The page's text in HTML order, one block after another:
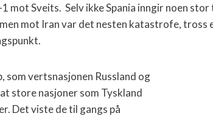
mot Sveits. Selv ikke Spania inngir noen
mot Iran var det nesten katastrofe, tross
som vertsnasjonen Russland og
store nasjoner som Tyskland
Det viste de til gangs på